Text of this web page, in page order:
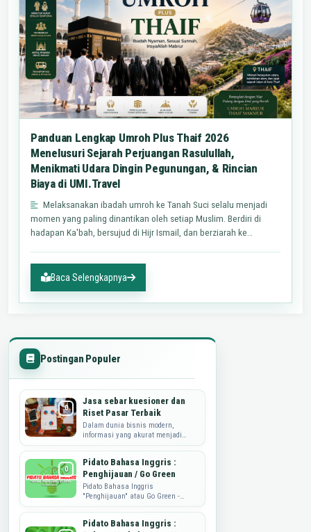
Panduan Lengkap Umroh Plus Thaif 2026
Menelusuri Sejarah Perjuangan Rasulullah,
Menikmati Udara Dingin Pegunungan, & Rincian
Biaya di UMI.Travel
Melaksanakan ibadah umroh ke Tanah Suci selalu menjadi
momen yang paling dinantikan oleh setiap Muslim. Berdiri di
hadapan Ka'bah, bersujud di Hijr Ismail, dan berziarah ke
Baca Selengkapnya
Postingan Populer
Jasa sebar kuesioner dan
Riset Pasar Terbaik
Dalam dunia bisnis modern,
informasi yang akurat menjadi
kunci utama dalam merumuskan
strategi, mengembangkan produk,
dan memahami kebutuhan...
Pidato Bahasa Inggris :
Penghijauan / Go Green
Pidato Bahasa Inggris
"Penghijauan" atau Go Green -
Sahabat Dataguru.web.id, pidato
yang di share ini adalah tulisan
dari mbak ...
Pidato Bahasa Inggris :